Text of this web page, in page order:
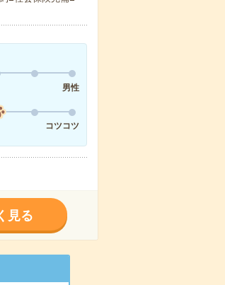
男性
コツコツ
見る